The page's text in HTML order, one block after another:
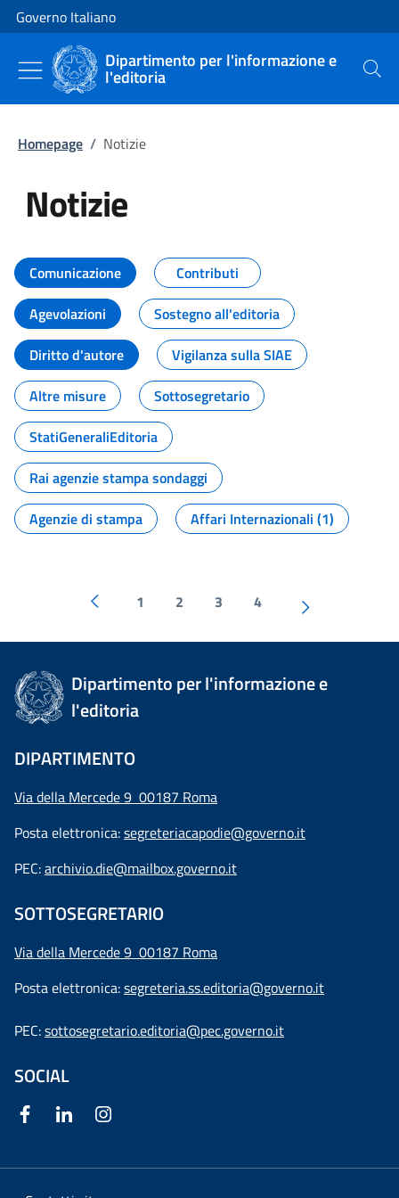
Vai al contenuto
Vai alla navigazione del sito
Governo Italiano
Dipartimento per l'informazione e
l'editoria Cerca
Homepage / Notizie
Notizie
Tutti i contenuti della pagina
Comunicazione
Contributi
Agevolazioni
Sostegno all'editoria
Diritto d'autore
Vigilanza sulla SIAE
Altre misure
Sottosegretario
StatiGeneraliEditoria
Rai agenzie stampa sondaggi
Agenzie di stampa
Affari Internazionali (1)
1 2 3 4
Dipartimento per l'informazione e
l'editoria
DIPARTIMENTO
Via della Mercede 9 00187 Roma
Posta elettronica:segreteriacapodie@governo.it
PEC:archivio.die@mailbox.governo.it
SOTTOSEGRETARIO
Via della Mercede 9 00187 Roma
Posta elettronica:segreteria.ss.editoria@governo.it
PEC:sottosegretario.editoria@pec.governo.it
SOCIAL